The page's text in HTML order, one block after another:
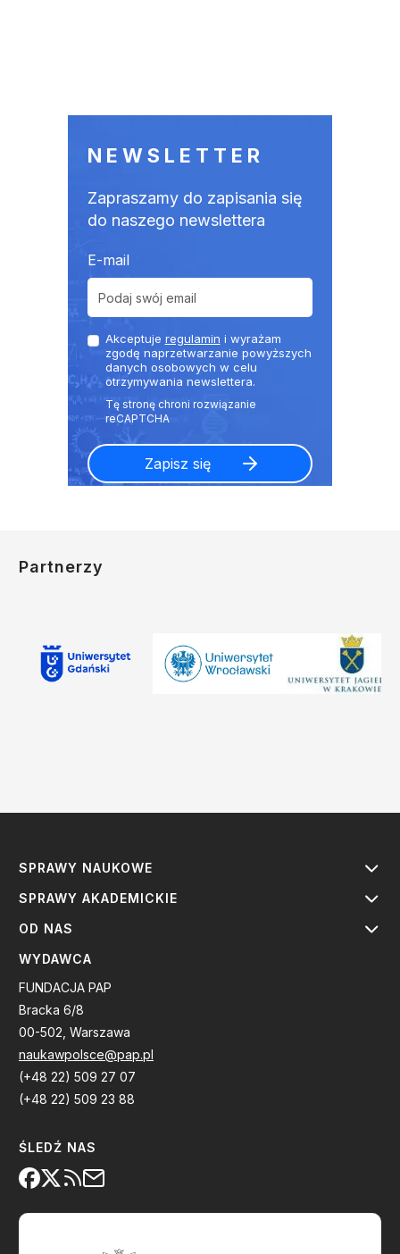
NEWSLETTER
Zapraszamy do zapisania się
do naszego newslettera
E-mail
Akceptuje regulamin i wyrażam
zgodę naprzetwarzanie powyższych
danych osobowych w celu
otrzymywania newslettera.
Partnerzy
SPRAWY NAUKOWE
SPRAWY AKADEMICKIE
OD NAS
WYDAWCA
FUNDACJA PAP
Bracka 6/8
00-502, Warszawa
naukawpolsce@pap.pl
(+48 22) 509 27 07
(+48 22) 509 23 88
ŚLEDŹ NAS